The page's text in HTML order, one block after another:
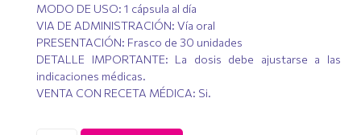
MODO DE USO: 1 cápsula al día
VIA DE ADMINISTRACIÓN: Vía oral
PRESENTACIÓN: Frasco de 30 unidades
DETALLE IMPORTANTE: La dosis debe ajustarse a las
indicaciones médicas.
VENTA CON RECETA MÉDICA: Si.